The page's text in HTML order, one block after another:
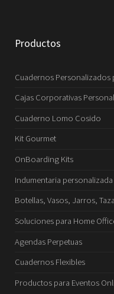
Productos
Cuadernos Personalizados
Cajas Corporativas
Cuaderno Lomo Cosido
Kit Gourmet
OnBoarding Kits
Indumentaria personalizada
Botellas, Vasos, Jarros,
Soluciones para Home
Agendas Perpetuas
Cuadernos Flexibles
Productos para Eventos